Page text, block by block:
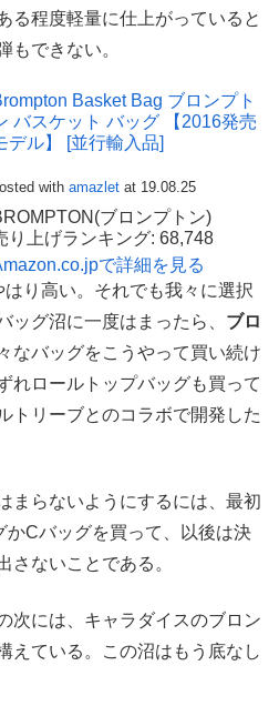
る程度軽量に仕上がっていると
もできない。
Basket Bag ブロンプト
バスケット バッグ 【2016発売
デル】 [並行輸入品]
with amazlet at 19.08.25
ブロンプトン)
り上げランキング: 68,748
で詳細を見る
り高い。それでも我々に選択
ッグ沼に一度はまったら、 ブロ
なバッグをこうやって買い続け
れロールトップバッグも買って
トリーブとのコラボで開発した
まらないようにするには、最初
かCバッグを買って、以後は決
さないことである。
次には、キャラダイスのブロン
えている。この沼はもう底なし